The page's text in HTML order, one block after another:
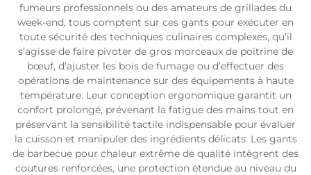
fumeurs professionnels ou des amateurs de grillades du
week-end, tous comptent sur ces gants pour exécuter en
toute sécurité des techniques culinaires complexes, qu’il
s’agisse de faire pivoter de gros morceaux de poitrine de
bœuf, d’ajuster les bois de fumage ou d’effectuer des
opérations de maintenance sur des équipements à haute
température. Leur conception ergonomique garantit un
confort prolongé, prévenant la fatigue des mains tout en
préservant la sensibilité tactile indispensable pour évaluer
la cuisson et manipuler des ingrédients délicats. Les gants
de barbecue pour chaleur extrême de qualité intègrent des
coutures renforcées, une protection étendue au niveau du